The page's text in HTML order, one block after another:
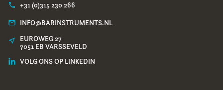
+31 (0)315 230 266
INFO@BARINSTRUMENTS.NL
EUROWEG 27
7051 EB VARSSEVELD
VOLG ONS OP LINKEDIN